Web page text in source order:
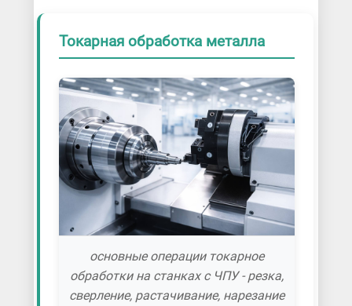
Токарная обработка металла
основные операции токарное
обработки на станках с ЧПУ - резка,
сверление, растачивание, нарезание